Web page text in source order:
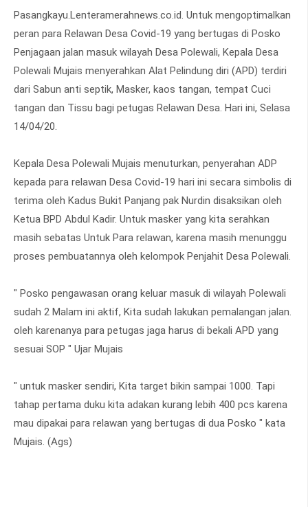
Pasangkayu.Lenteramerahnews.co.id. Untuk mengoptimalkan
peran para Relawan Desa Covid-19 yang bertugas di Posko
Penjagaan jalan masuk wilayah Desa Polewali, Kepala Desa
Polewali Mujais menyerahkan Alat Pelindung diri (APD) terdiri
dari Sabun anti septik, Masker, kaos tangan, tempat Cuci
tangan dan Tissu bagi petugas Relawan Desa. Hari ini, Selasa
14/04/20.
Kepala Desa Polewali Mujais menuturkan, penyerahan ADP
kepada para relawan Desa Covid-19 hari ini secara simbolis di
terima oleh Kadus Bukit Panjang pak Nurdin disaksikan oleh
Ketua BPD Abdul Kadir. Untuk masker yang kita serahkan
masih sebatas Untuk Para relawan, karena masih menunggu
proses pembuatannya oleh kelompok Penjahit Desa Polewali.
" Posko pengawasan orang keluar masuk di wilayah Polewali
sudah 2 Malam ini aktif, Kita sudah lakukan pemalangan jalan.
oleh karenanya para petugas jaga harus di bekali APD yang
sesuai SOP " Ujar Mujais
" untuk masker sendiri, Kita target bikin sampai 1000. Tapi
tahap pertama duku kita adakan kurang lebih 400 pcs karena
mau dipakai para relawan yang bertugas di dua Posko " kata
Mujais. (Ags)